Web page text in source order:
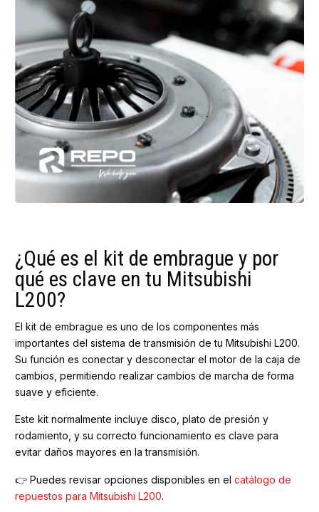
¿Qué es el kit de embrague y por
qué es clave en tu Mitsubishi
L200?
El kit de embrague es uno de los componentes más
importantes del sistema de transmisión de tu Mitsubishi L200.
Su función es conectar y desconectar el motor de la caja de
cambios, permitiendo realizar cambios de marcha de forma
suave y eficiente.
Este kit normalmente incluye disco, plato de presión y
rodamiento, y su correcto funcionamiento es clave para
evitar daños mayores en la transmisión.
👉 Puedes revisar opciones disponibles en el catálogo de
repuestos para Mitsubishi L200.